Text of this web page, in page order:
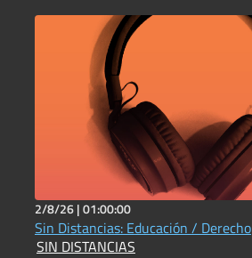
2/8/26 |01:00:00
Sin Distancias: Educación / Derecho
SIN DISTANCIAS